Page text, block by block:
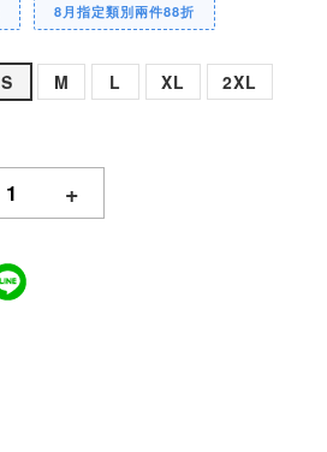
8月指定類別兩件88折
S M L XL
2XL
+